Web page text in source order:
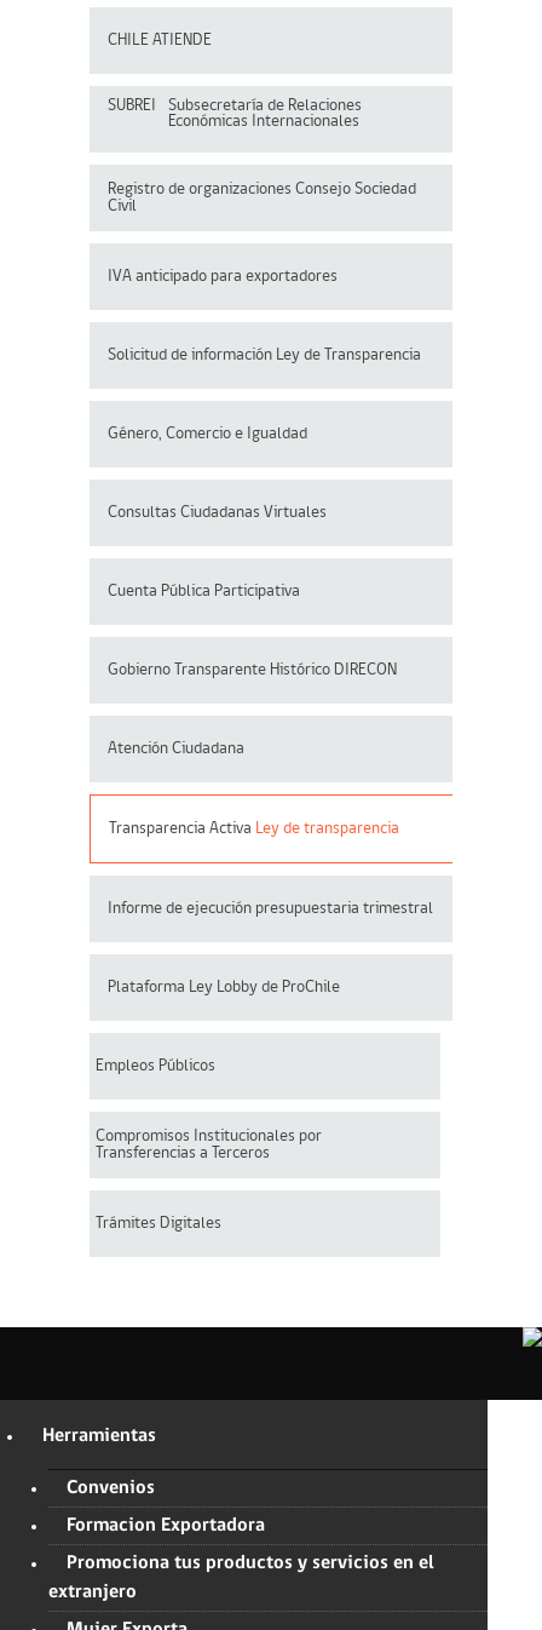
CHILE ATIENDE
SUBREI
Subsecretaría de Relaciones
Económicas Internacionales
Registro de organizaciones Consejo Sociedad
Civil
IVA anticipado para exportadores
Solicitud de información Ley de Transparencia
Género, Comercio e Igualdad
Consultas Ciudadanas Virtuales
Cuenta Pública Participativa
Gobierno Transparente Histórico DIRECON
Atención Ciudadana
Transparencia Activa Ley de transparencia
Informe de ejecución presupuestaria trimestral
Plataforma Ley Lobby de ProChile
Empleos Públicos
Compromisos Institucionales por
Transferencias a Terceros
Trámites Digitales
Herramientas
Convenios
Formacion Exportadora
Promociona tus productos y servicios en el
extranjero